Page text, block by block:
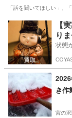
「話を聞いてほしい」、
北海道 札幌市
【
り
状態
き作
区
基本
宮の沢